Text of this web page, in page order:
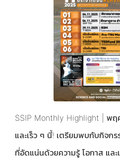
SSIP Monthly Highlight | พ
และเร็ว ๆ นี้! เตรียมพบกับกิจกร
ที่อัดแน่นด้วยความรู้ โอกาส และ